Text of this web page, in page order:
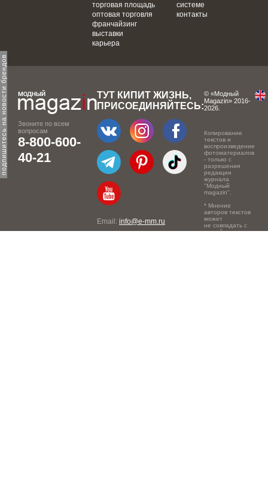
подпишитесь на новости брендов
торговая площадь
оптовая торговля
франчайзинг
выставки
карьера
системе
контакты
Звоните по всем
вопросам
8-800-600-
40-21
ТУТ КИПИТ ЖИЗНЬ,
ПРИСОЕДИНЯЙТЕСЬ:
Email: info@e-mm.ru
© «Модный
Magazin» 2016-
2026.
Копирование
текстов и
воспроизведение
фотоматериалов
- только с
разрешения
редакции
журнала
"Модный
magazin".
* Мнение
авторов текстов
может
не совпадать с
точкой зрения